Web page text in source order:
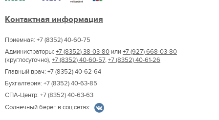
Контактная информация
Приемная: +7 (8352) 40-60-75
Администраторы: +7 (8352) 38-03-80 или+7 (927) 668-03-80
(круглосуточно),+7 (8352) 40-60-57,+7 (8352) 40-61-26
Главный врач: +7 (8352) 40-62-64
Бухгалтерия: +7 (8352) 40-63-85
СПА-Центр: +7 (8352) 40-63-63
Солнечный берег в соц.сетях: